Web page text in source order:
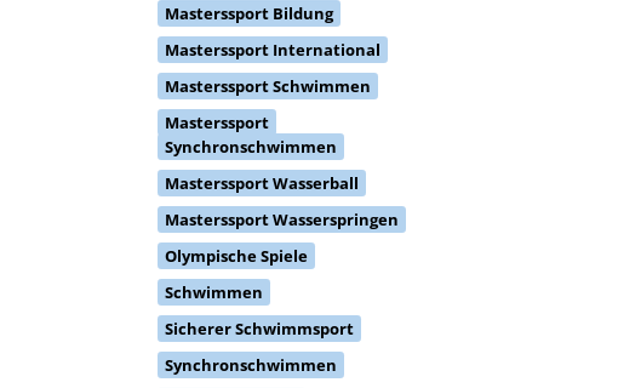
Masterssport Bildung
Masterssport International
Masterssport Schwimmen
Masterssport
Synchronschwimmen
Masterssport Wasserball
Masterssport Wasserspringen
Olympische Spiele
Schwimmen
Sicherer Schwimmsport
Synchronschwimmen